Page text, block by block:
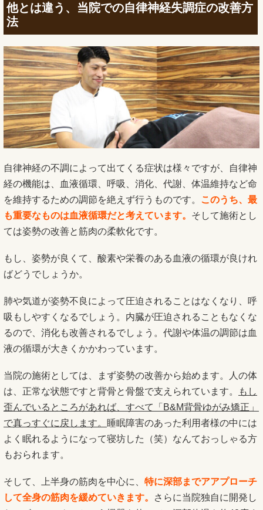
他とは違う、当院での自律神経失調症の改善方
法
自律神経の不調によって出てくる症状は様々ですが、自律神
経の機能は、血液循環、呼吸、消化、代謝、体温維持など命
を維持するための調節を絶えず行うものです。
このうち、最
も重要なものは血液循環だと考えています。 そして施術とし
ては姿勢の改善と筋肉の柔軟化です。
もし、姿勢が良くて、酸素や栄養のある血液の循環が良けれ
ばどうでしょうか。
肺や気道が姿勢不良によって圧迫されることはなくなり、呼
吸もしやすくなるでしょう。内臓が圧迫されることもなくな
るので、消化も改善されるでしょう。代謝や体温の調節は血
液の循環が大きくかかわっています。
当院の施術としては、まず姿勢の改善から始めます。人の体
は、正常な状態ですと背骨と骨盤で支えられています。
もし
歪んでいるところがあれば、すべて「B&M背骨ゆがみ矯正」
で真っすぐに戻します。
睡眠障害のあった利用者様の中には
よく眠れるようになって寝坊した（笑）なんておっしゃる方
もおられます。
そして、上半身の筋肉を中心に、 特に深部までアアプローチ
して全身の筋肉を緩めていきます。
さらに当院独自に開発し